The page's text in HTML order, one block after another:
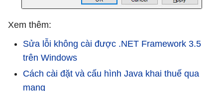
Xem thêm:
Sửa lỗi không cài được .NET Framework 3.5
trên Windows
Cách cài đặt và cấu hình Java khai thuế qua
mạng